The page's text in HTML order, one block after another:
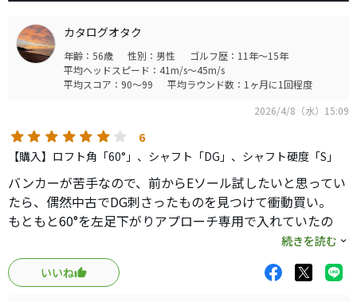
カタログオタク
年齢：56歳 性別：男性
ゴルフ歴：11年～15年
平均ヘッドスピード：41m/s～45m/s
平均スコア：90～99
平均ラウンド数：1ヶ月に1回程度
2026/4/8（水）15:09
6
【購入】ロフト角「60°」、シャフト「DG」、シャフト硬度「S」
バンカーが苦手なので、前からEソール試したいと思ってい
たら、偶然中古でDG刺さったものを見つけて衝動買い。
もともと60°を左足下がりアプローチ専用で入れていたの
バンカーはまず期待通り。とにかく出ます。ただロフトが
寝てるので距離のあるバンカーは別の５６°に頼るべき。
続きを読む
いいね